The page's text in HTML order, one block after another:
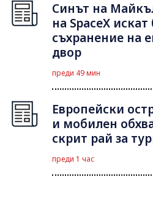
Синът на
на SpaceX
съхранение на
двор
преди 49 мин
Европейски
и мобилен
скрит рай за
преди 1 час